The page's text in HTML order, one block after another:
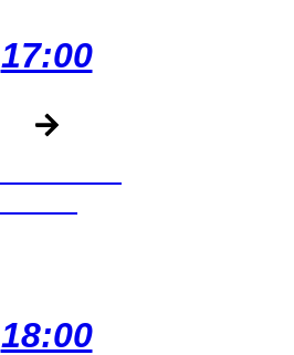
17:00
18:00